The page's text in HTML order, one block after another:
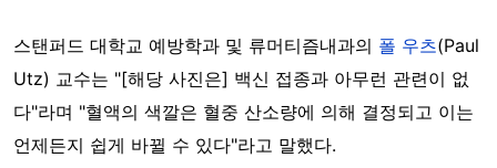
스탠퍼드 대학교 예방학과 및 류머티즘내과의 폴 우츠(Paul
Utz) 교수는 "[해당 사진은] 백신 접종과 아무런 관련이 없
다"라며 "혈액의 색깔은 혈중 산소량에 의해 결정되고 이는
언제든지 쉽게 바뀔 수 있다"라고 말했다.